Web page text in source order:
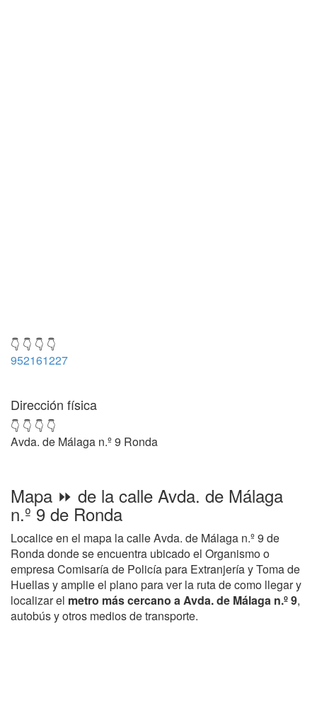
👇 👇 👇 👇
952161227
Dirección física
👇 👇 👇 👇
Avda. de Málaga n.º 9 Ronda
Mapa ⏩ de la calle Avda. de Málaga
n.º 9 de Ronda
Localice en el mapa la calle Avda. de Málaga n.º 9 de
Ronda donde se encuentra ubicado el Organismo o
empresa Comisaría de Policía para Extranjería y Toma de
Huellas y amplie el plano para ver la ruta de como llegar y
localizar el metro más cercano a Avda. de Málaga n.º 9,
autobús y otros medios de transporte.